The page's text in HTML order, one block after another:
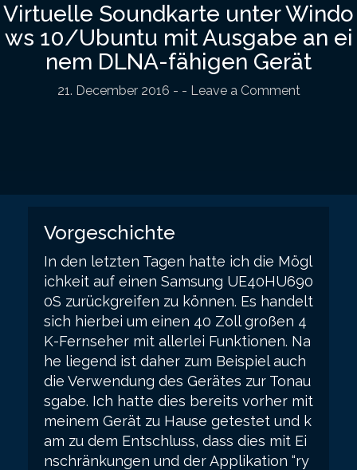
Virtuelle Soundkarte unter Windo
ws 10/Ubuntu mit Ausgabe an ei
nem DLNA-fähigen Gerät
21. December 2016 - - Leave a Comment
Vorgeschichte
In den letzten Tagen hatte ich die Mögl
ichkeit auf einen Samsung UE40HU690
0S zurückgreifen zu können. Es handelt
sich hierbei um einen 40 Zoll großen 4
K-Fernseher mit allerlei Funktionen. Na
he liegend ist daher zum Beispiel auch
die Verwendung des Gerätes zur Tonau
sgabe. Ich hatte dies bereits vorher mit
meinem Gerät zu Hause getestet und k
am zu dem Entschluss, dass dies mit Ei
nschränkungen und der Applikation “ry